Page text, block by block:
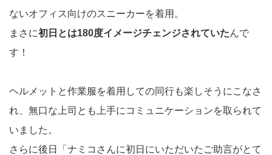
ないオフィス向けのスニーカーを着用。
まさに初日とは180度イメージチェンジされていたんで
す！
ヘルメットと作業服を着用しての同行も楽しそうにこなさ
れ、無口な上司とも上手にコミュニケーションを取られて
いました。
さらに後日「ナミコさんに初日にいただいたご助言がとて